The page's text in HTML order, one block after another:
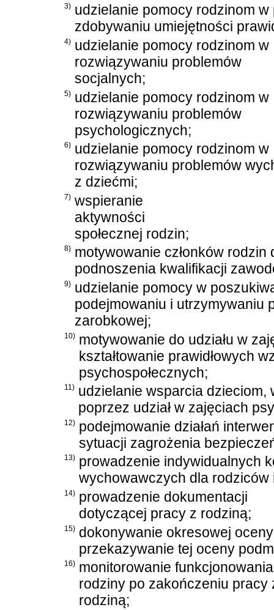
3) udzielanie pomocy rodzinom
zdobywaniu umiejętności
4) udzielanie pomocy rodzinom w
rozwiązywaniu problemów
socjalnych;
5) udzielanie pomocy rodzinom w
rozwiązywaniu problemów
psychologicznych;
6) udzielanie pomocy rodzinom w
rozwiązywaniu problemów
z dziećmi;
7) wspieranie
aktywności
społecznej rodzin;
8) motywowanie członków rodzin
podnoszenia kwalifikacji
9) udzielanie pomocy w
podejmowaniu i utrzymywaniu
zarobkowej;
10) motywowanie do udziału w
kształtowanie prawidłowych
psychospołecznych;
11) udzielanie wsparcia dzieciom,
poprzez udział w zajęciach
12) podejmowanie działań
sytuacji zagrożenia
13) prowadzenie indywidualnych
wychowawczych dla rodziców
14) prowadzenie dokumentacji
dotyczącej pracy z rodziną;
15) dokonywanie okresowej
przekazywanie tej oceny
16) monitorowanie funkcjonowania
rodziny po zakończeniu pracy
rodziną;